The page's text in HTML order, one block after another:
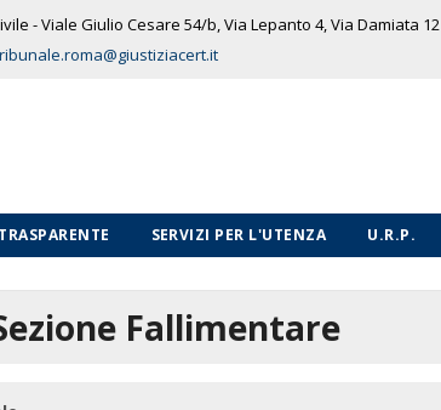
- Viale Giulio Cesare 54/b, Via Lepanto 4, Via Damiata 12
SERVIZI PER L'UTENZA
U.R.P.
Fallimentare